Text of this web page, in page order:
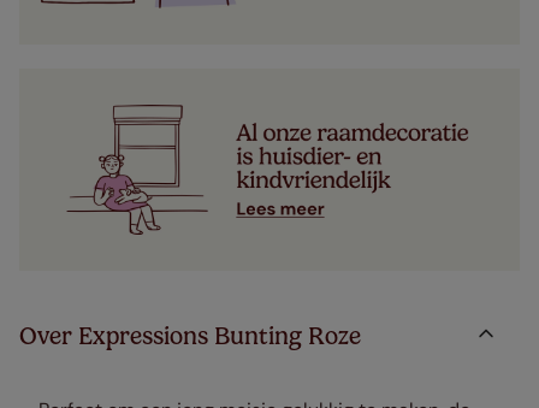
Over Expressions Bunting Roze